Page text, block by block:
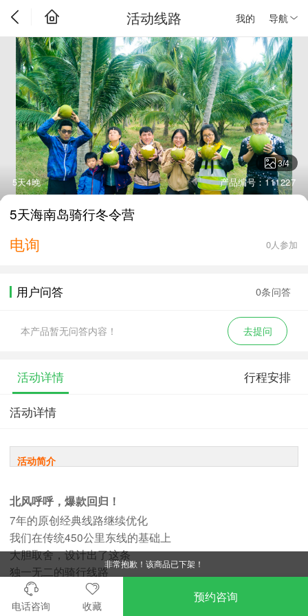
我的 导航
活动线路
3/4
5天4晚 产品编号：111227
5天海南岛骑行冬令营
电询 0人参加
用户问答 0条问答
本产品暂无问答内容！ 去提问
活动详情 行程安排
活动详情
活动简介
北风呼呼，爆款回归！
7年的原创经典线路继续优化
我们在传统450公里东线的基础上
大胆取舍，设计出了这条
独一无二的骑行线路
非常抱歉！该商品已下架！
电话咨询 收藏
预约咨询